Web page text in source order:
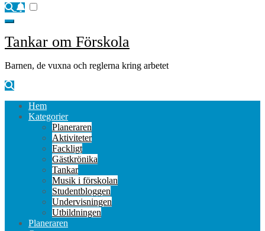
Tankar om Förskola
Barnen, de vuxna och reglerna kring arbetet
Hem
Kategorier
Planeraren
Aktiviteter
Fackligt
Gästkrönika
Tankar
Musik i förskolan
Studentbloggen
Undervisningen
Utbildningen
Planeraren